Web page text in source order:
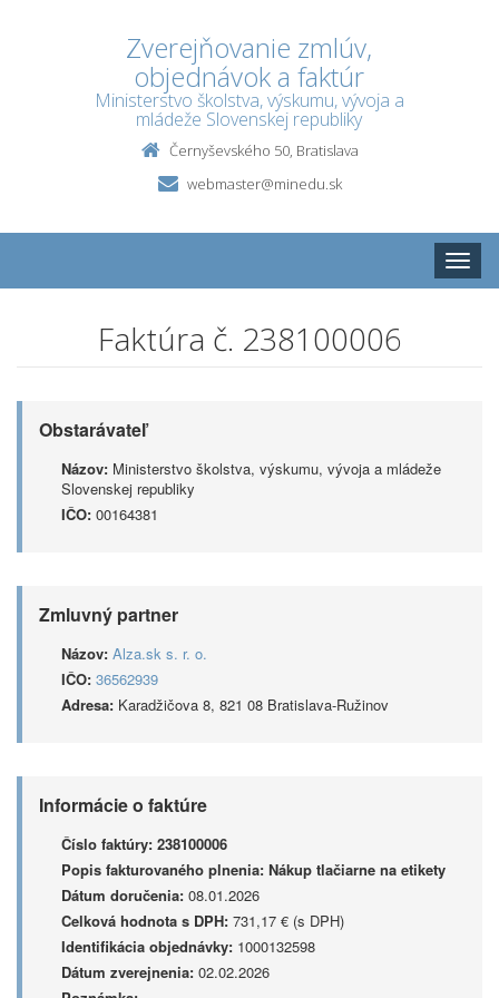
Zverejňovanie zmlúv,
objednávok a faktúr
Ministerstvo školstva, výskumu, vývoja a
mládeže Slovenskej republiky
Černyševského 50, Bratislava
webmaster@minedu.sk
Toggle
Faktúra č. 238100006
Obstarávateľ
Názov: Ministerstvo školstva, výskumu, vývoja a mládeže
Slovenskej republiky
IČO: 00164381
Zmluvný partner
Názov: Alza.sk s. r. o.
IČO: 36562939
Adresa: Karadžičova 8, 821 08 Bratislava-Ružinov
Informácie o faktúre
Číslo faktúry: 238100006
Popis fakturovaného plnenia: Nákup tlačiarne na etikety
Dátum doručenia: 08.01.2026
Celková hodnota s DPH: 731,17 € (s DPH)
Identifikácia objednávky: 1000132598
Dátum zverejnenia: 02.02.2026